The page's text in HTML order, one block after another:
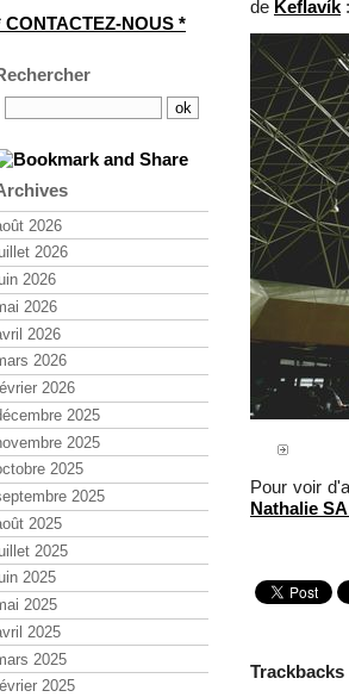
de Keflavík :
Pour voir
Nathalie
Trackbacks
CONTACTEZ-NOUS *
2026
2026
2026
2026
2026
2026
2026
2025
2025
2025
2025
2025
2025
2025
2025
2025
2025
2025